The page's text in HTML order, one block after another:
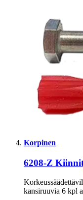
Korpinen
6208-Z
kansiruuvia 6 kpl